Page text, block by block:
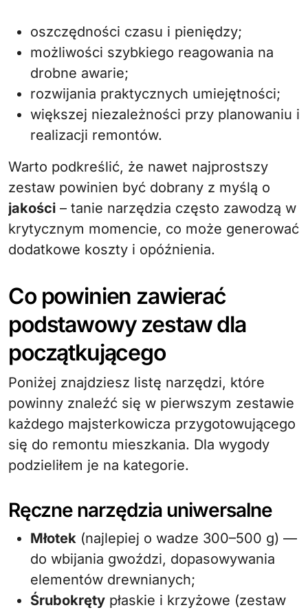
oszczędności czasu i pieniędzy;
możliwości szybkiego reagowania na
drobne awarie;
rozwijania praktycznych umiejętności;
większej niezależności przy planowaniu i
realizacji remontów.
Warto podkreślić, że nawet najprostszy
zestaw powinien być dobrany z myślą o
jakości – tanie narzędzia często zawodzą w
krytycznym momencie, co może generować
dodatkowe koszty i opóźnienia.
Co powinien zawierać
podstawowy zestaw dla
początkującego
Poniżej znajdziesz listę narzędzi, które
powinny znaleźć się w pierwszym zestawie
każdego majsterkowicza przygotowującego
się do remontu mieszkania. Dla wygody
podzieliłem je na kategorie.
Ręczne narzędzia uniwersalne
Młotek (najlepiej o wadze 300–500 g) —
do wbijania gwoździ, dopasowywania
elementów drewnianych;
Śrubokręty płaskie i krzyżowe (zestaw